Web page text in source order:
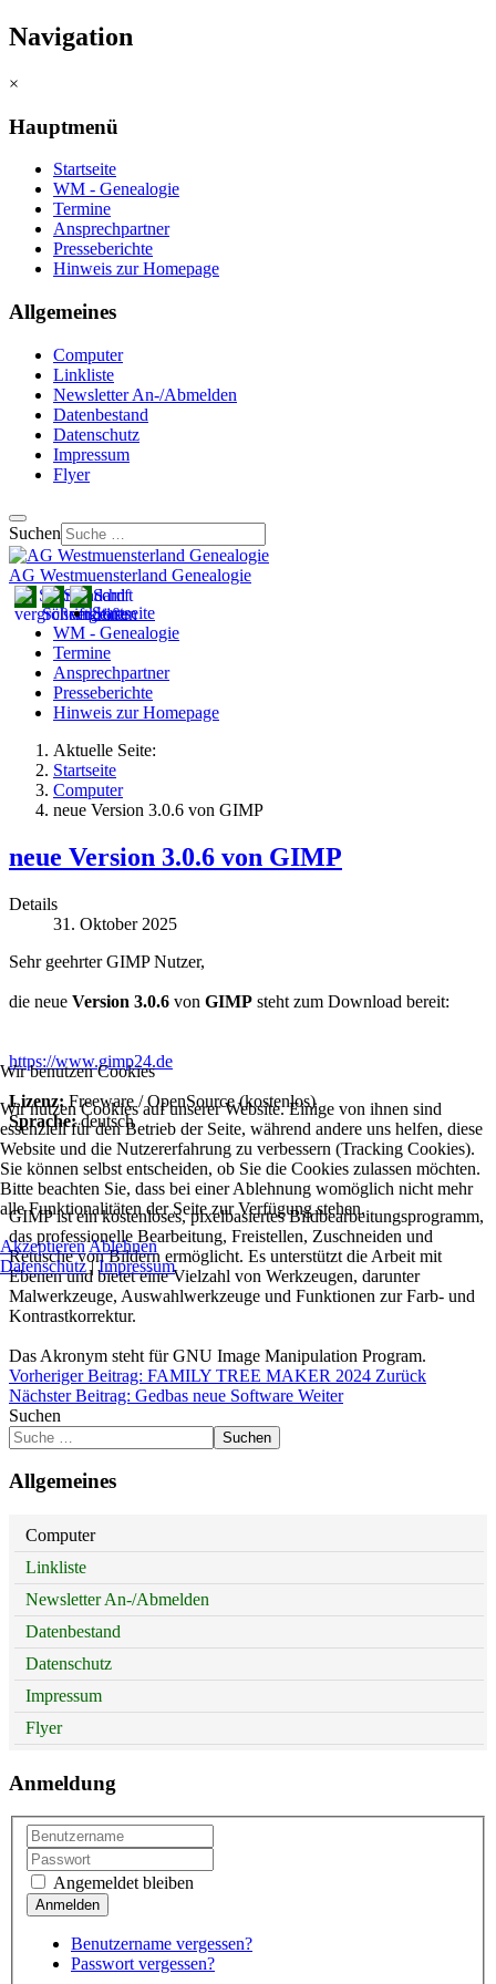
Navigation
×
Hauptmenü
Startseite
WM - Genealogie
Termine
Ansprechpartner
Presseberichte
Hinweis zur Homepage
Allgemeines
Computer
Linkliste
Newsletter An-/Abmelden
Datenbestand
Datenschutz
Impressum
Flyer
Suchen
AG Westmuensterland Genealogie
Startseite
WM - Genealogie
Termine
Ansprechpartner
Presseberichte
Hinweis zur Homepage
Aktuelle Seite:
Startseite
Computer
neue Version 3.0.6 von GIMP
neue Version 3.0.6 von GIMP
Details
31. Oktober 2025
Sehr geehrter GIMP Nutzer,
die neue Version 3.0.6 von GIMP steht zum Download bereit:
https://www.gimp24.de
Lizenz: Freeware / OpenSource (kostenlos)
Sprache:deutsch
GIMP ist ein kostenloses, pixelbasiertes Bildbearbeitungsprogramm,
das professionelle Bearbeitung, Freistellen, Zuschneiden und
Retusche von Bildern ermöglicht. Es unterstützt die Arbeit mit
Ebenen und bietet eine Vielzahl von Werkzeugen, darunter
Malwerkzeuge, Auswahlwerkzeuge und Funktionen zur Farb- und
Kontrastkorrektur.
Das Akronym steht für GNU Image Manipulation Program.
Vorheriger Beitrag: FAMILY TREE MAKER 2024 Zurück
Nächster Beitrag: Gedbas neue Software Weiter
Suchen
Suchen
Allgemeines
Computer
Linkliste
Newsletter An-/Abmelden
Datenbestand
Datenschutz
Impressum
Flyer
Anmeldung
Angemeldet bleiben
Benutzername vergessen?
Passwort vergessen?
Wir benutzen Cookies
Wir nutzen Cookies auf unserer Website. Einige von ihnen sind
essenziell für den Betrieb der Seite, während andere uns helfen, diese
Website und die Nutzererfahrung zu verbessern (Tracking Cookies).
Sie können selbst entscheiden, ob Sie die Cookies zulassen möchten.
Bitte beachten Sie, dass bei einer Ablehnung womöglich nicht mehr
alle Funktionalitäten der Seite zur Verfügung stehen.
AkzeptierenAblehnen
Datenschutz|Impressum